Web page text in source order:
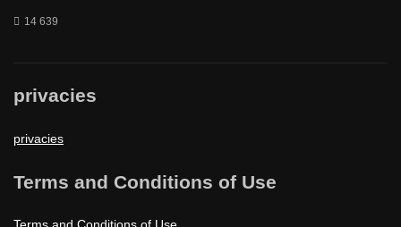
14 639
privacies
privacies
Terms and Conditions of Use